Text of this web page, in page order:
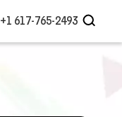
+1 617-765-2493